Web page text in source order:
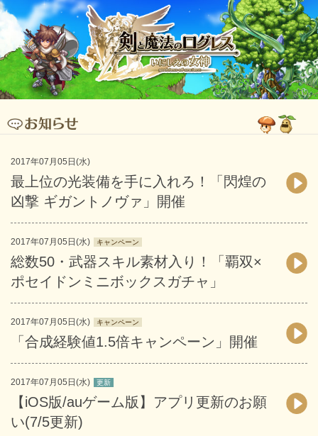
2017年07月05日(水)
最上位の光装備を手に入れろ！「閃煌の
凶撃 ギガントノヴァ」開催
2017年07月05日(水) キャンペーン
総数50・武器スキル素材入り！「覇双×
ポセイドンミニボックスガチャ」
2017年07月05日(水) キャンペーン
「合成経験値1.5倍キャンペーン」開催
2017年07月05日(水) 更新
【iOS版/auゲーム版】アプリ更新のお願
い(7/5更新)